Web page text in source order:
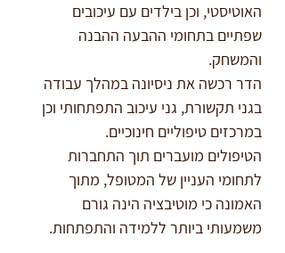
האוטיסטי, וכן בילדים עם עיכובים
שפתיים בתחומי ההבעה ההבנה
והמשחק.
הדר רכשה את ניסיונה במהלך עבודה
בגני תקשורת, גני עיכוב התפתחותי וכן
במרכזים טיפוליים חינוכיים.
הטיפולים מועברים תוך התחברות
לתחומי העניין של המטופל, מתוך
האמונה כי מוטיבציה הינה גורם
משמעותי ביותר ללמידה והתפתחות.